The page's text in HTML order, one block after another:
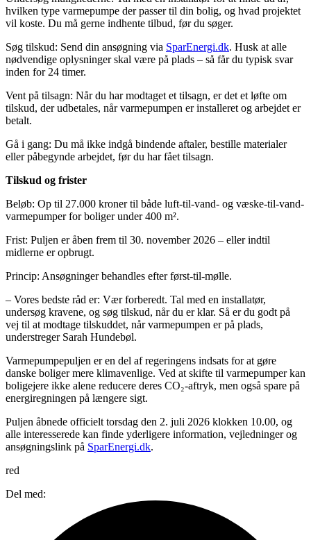
hvilken type varmepumpe der passer til din bolig, og hvad projektet
vil koste. Du må gerne indhente tilbud, før du søger.
Søg tilskud: Send din ansøgning via SparEnergi.dk. Husk at alle
nødvendige oplysninger skal være på plads – så får du typisk svar
inden for 24 timer.
Vent på tilsagn: Når du har modtaget et tilsagn, er det et løfte om
tilskud, der udbetales, når varmepumpen er installeret og arbejdet er
betalt.
Gå i gang: Du må ikke indgå bindende aftaler, bestille materialer
eller påbegynde arbejdet, før du har fået tilsagn.
Tilskud og frister
Beløb: Op til 27.000 kroner til både luft-til-vand- og væske-til-vand-
varmepumper for boliger under 400 m².
Frist: Puljen er åben frem til 30. november 2026 – eller indtil
midlerne er opbrugt.
Princip: Ansøgninger behandles efter først-til-mølle.
– Vores bedste råd er: Vær forberedt. Tal med en installatør,
undersøg kravene, og søg tilskud, når du er klar. Så er du godt på
vej til at modtage tilskuddet, når varmepumpen er på plads,
understreger Sarah Hundebøl.
Varmepumpepuljen er en del af regeringens indsats for at gøre
danske boliger mere klimavenlige. Ved at skifte til varmepumper kan
boligejere ikke alene reducere deres CO₂-aftryk, men også spare på
energiregningen på længere sigt.
Puljen åbnede officielt torsdag den 2. juli 2026 klokken 10.00, og
alle interesserede kan finde yderligere information, vejledninger og
ansøgningslink på SparEnergi.dk.
red
Del med: